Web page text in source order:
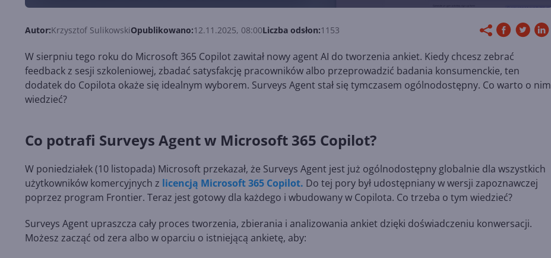
Autor:Krzysztof SulikowskiOpublikowano:12.11.2025, 08:00Liczba odsłon:1153
W sierpniu tego roku do Microsoft 365 Copilot zawitał nowy agent AI do tworzenia ankiet. Kiedy chcesz zebrać
feedback z sesji szkoleniowej, zbadać satysfakcję pracowników albo przeprowadzić badania konsumenckie, ten
dodatek do Copilota okaże się idealnym wyborem. Surveys Agent stał się tymczasem ogólnodostępny. Co warto o nim
wiedzieć?
Co potrafi Surveys Agent w Microsoft 365 Copilot?
W poniedziałek (10 listopada) Microsoft przekazał, że Surveys Agent jest już ogólnodostępny globalnie dla wszystkich
użytkowników komercyjnych z licencją Microsoft 365 Copilot. Do tej pory był udostępniany w wersji zapoznawczej
poprzez program Frontier. Teraz jest gotowy dla każdego i wbudowany w Copilota. Co trzeba o tym wiedzieć?
Surveys Agent upraszcza cały proces tworzenia, zbierania i analizowania ankiet dzięki doświadczeniu konwersacji.
Możesz zacząć od zera albo w oparciu o istniejącą ankietę, aby: